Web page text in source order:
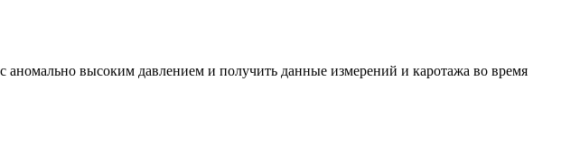
высоким давлением и получить данные измерений и каротажа во время